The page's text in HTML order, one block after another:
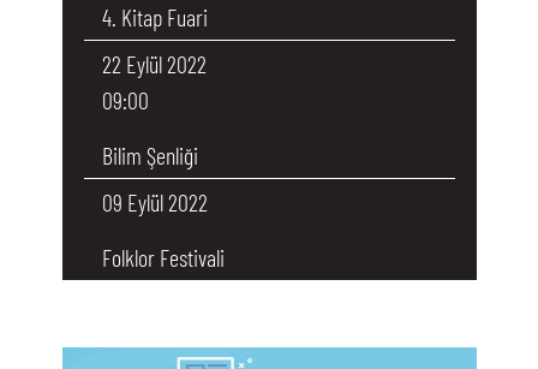
4. Kitap Fuari
22 Eylül 2022
09:00
Bilim Şenliği
09 Eylül 2022
Folklor Festivali